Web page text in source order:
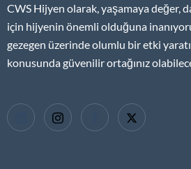
CWS Hijyen olarak, yaşamaya değer,
için hijyenin önemli olduğuna
gezegen üzerinde olumlu bir etki
konusunda güvenilir ortağınız